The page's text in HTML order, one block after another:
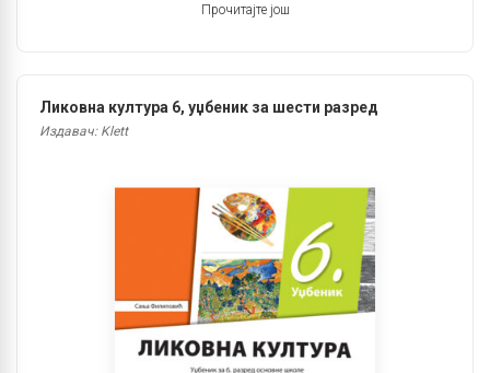
Прочитајте још
Ликовна култура 6, уџбеник за шести разред
Издавач: Klett